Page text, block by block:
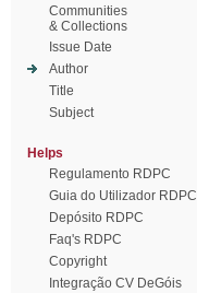
Communities
& Collections
Issue Date
Author
Title
Subject
Helps
Regulamento RDPC
Guia do Utilizador RDPC
Depósito RDPC
Faq's RDPC
Copyright
Integração CV DeGóis